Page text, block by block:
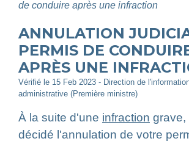
de conduire après une infraction
ANNULATION
PERMIS DE
APRÈS UNE
Vérifié le 15 Feb 2023 - Direction de
administrative (Première ministre)
À la suite d'une infraction grave,
décidé l'annulation de votre